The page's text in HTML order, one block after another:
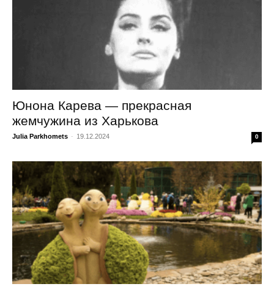
Юнона Карева — прекрасная
жемчужина из Харькова
Julia Parkhomets - 19.12.2024 0